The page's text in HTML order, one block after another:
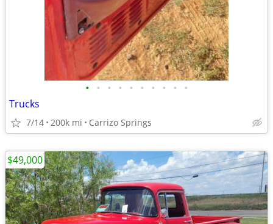
• • • • • • • • • •
Trucks
7/14 200k mi Carrizo Springs
$49,000